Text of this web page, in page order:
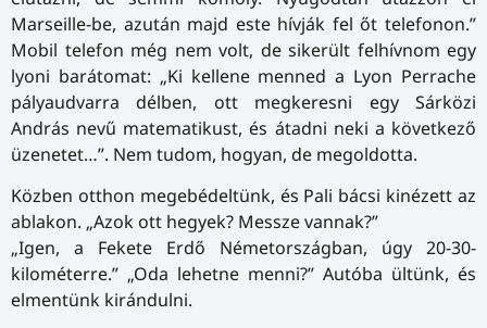
Marseille-be, azután majd este hívják fel őt telefonon.”
Mobil telefon még nem volt, de sikerült felhívnom egy
lyoni barátomat: „Ki kellene menned a Lyon Perrache
pályaudvarra délben, ott megkeresni egy Sárközi
András nevű matematikust, és átadni neki a következő
üzenetet…”. Nem tudom, hogyan, de megoldotta.
Közben otthon megebédeltünk, és Pali bácsi kinézett az
ablakon. „Azok ott hegyek? Messze vannak?”
„Igen, a Fekete Erdő Németországban, úgy 20-30-
kilométerre.” „Oda lehetne menni?” Autóba ültünk, és
elmentünk kirándulni.